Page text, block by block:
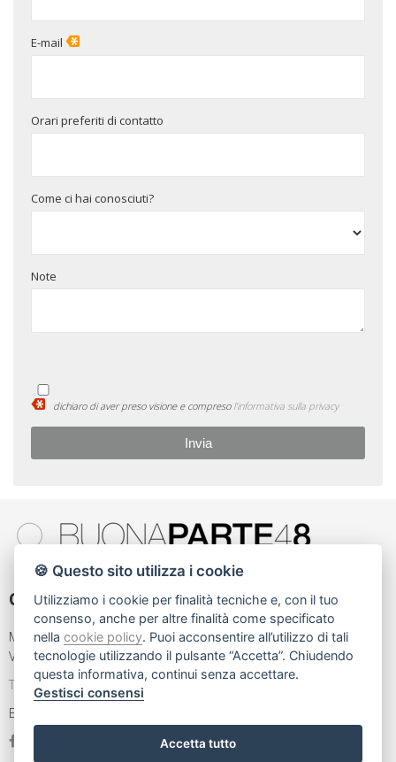
E-mail
Orari preferiti di contatto
Come ci hai conosciuti?
Note
dichiaro di aver preso visione e compreso l'informativa sulla privacy
Contattaci
MILANO
Via L.Mascheroni 22
Tel. 02 83424595
Email:
🍪 Questo sito utilizza i cookie
Utilizziamo i cookie per finalità tecniche e, con il tuo
consenso, anche per altre finalità come specificato
nellacookie policy. Puoi acconsentire all’utilizzo di tali
tecnologie utilizzando il pulsante “Accetta”. Chiudendo
questa informativa, continui senza accettare.
Gestisci consensi
Accetta tutto